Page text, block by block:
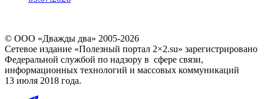
© ООО «Дважды два» 2005-2026
Сетевое издание «Полезный портал 2×2.su» зарегистрировано
Федеральной службой по надзору в сфере связи,
информационных технологий и массовых коммуникаций
13 июля 2018 года.